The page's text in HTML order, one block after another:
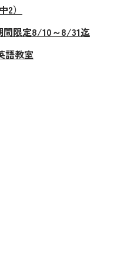
）
間限定8/10～8/31迄
語教室